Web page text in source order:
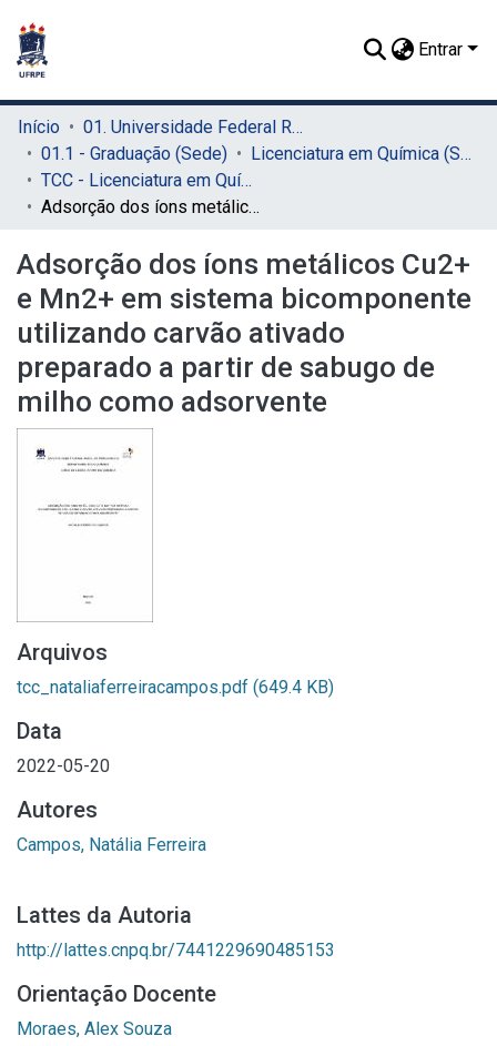
Entrar
Início
01. Universidade Federal Rural de Pernambuco - UFRPE (Sede)
01.1 - Graduação (Sede)
Licenciatura em Química (Sede)
TCC - Licenciatura em Química (Sede)
Adsorção dos íons metálicos Cu2+ e Mn2+ em sistema bicomponente utilizando carvão ativado preparado a partir de sabugo de milho como adsorvente
Adsorção dos íons metálicos Cu2+
e Mn2+ em sistema bicomponente
utilizando carvão ativado
preparado a partir de sabugo de
milho como adsorvente
Arquivos
tcc_nataliaferreiracampos.pdf (649.4 KB)
Data
2022-05-20
Autores
Campos, Natália Ferreira
Lattes da Autoria
http://lattes.cnpq.br/7441229690485153
Orientação Docente
Moraes, Alex Souza